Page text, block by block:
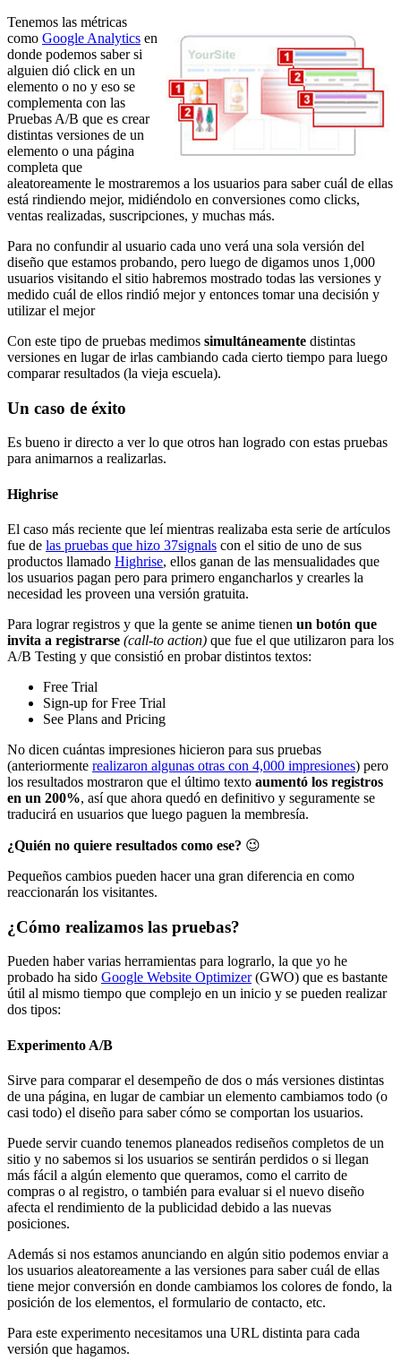
Tenemos las métricas
como Google Analytics en
donde podemos saber si
alguien dió click en un
elemento o no y eso se
complementa con las
Pruebas A/B que es crear
distintas versiones de un
elemento o una página
completa que
aleatoreamente le mostraremos a los usuarios para saber cuál de ellas
está rindiendo mejor, midiéndolo en conversiones como clicks,
ventas realizadas, suscripciones, y muchas más.
Para no confundir al usuario cada uno verá una sola versión del
diseño que estamos probando, pero luego de digamos unos 1,000
usuarios visitando el sitio habremos mostrado todas las versiones y
medido cuál de ellos rindió mejor y entonces tomar una decisión y
utilizar el mejor
Con este tipo de pruebas medimos simultáneamente distintas
versiones en lugar de irlas cambiando cada cierto tiempo para luego
comparar resultados (la vieja escuela).
Un caso de éxito
Es bueno ir directo a ver lo que otros han logrado con estas pruebas
para animarnos a realizarlas.
Highrise
El caso más reciente que leí mientras realizaba esta serie de artículos
fue de las pruebas que hizo 37signals con el sitio de uno de sus
productos llamado Highrise, ellos ganan de las mensualidades que
los usuarios pagan pero para primero engancharlos y crearles la
necesidad les proveen una versión gratuita.
Para lograr registros y que la gente se anime tienen un botón que
invita a registrarse (call-to action) que fue el que utilizaron para los
A/B Testing y que consistió en probar distintos textos:
Free Trial
Sign-up for Free Trial
See Plans and Pricing
No dicen cuántas impresiones hicieron para sus pruebas
(anteriormente realizaron algunas otras con 4,000 impresiones) pero
los resultados mostraron que el último texto aumentó los registros
en un 200%, así que ahora quedó en definitivo y seguramente se
traducirá en usuarios que luego paguen la membresía.
¿Quién no quiere resultados como ese? 😉
Pequeños cambios pueden hacer una gran diferencia en como
reaccionarán los visitantes.
¿Cómo realizamos las pruebas?
Pueden haber varias herramientas para lograrlo, la que yo he
probado ha sido Google Website Optimizer(GWO) que es bastante
útil al mismo tiempo que complejo en un inicio y se pueden realizar
dos tipos:
Experimento A/B
Sirve para comparar el desempeño de dos o más versiones distintas
de una página, en lugar de cambiar un elemento cambiamos todo (o
casi todo) el diseño para saber cómo se comportan los usuarios.
Puede servir cuando tenemos planeados rediseños completos de un
sitio y no sabemos si los usuarios se sentirán perdidos o si llegan
más fácil a algún elemento que queramos, como el carrito de
compras o al registro, o también para evaluar si el nuevo diseño
afecta el rendimiento de la publicidad debido a las nuevas
posiciones.
Además si nos estamos anunciando en algún sitio podemos enviar a
los usuarios aleatoreamente a las versiones para saber cuál de ellas
tiene mejor conversión en donde cambiamos los colores de fondo, la
posición de los elementos, el formulario de contacto, etc.
Para este experimento necesitamos una URL distinta para cada
versión que hagamos.